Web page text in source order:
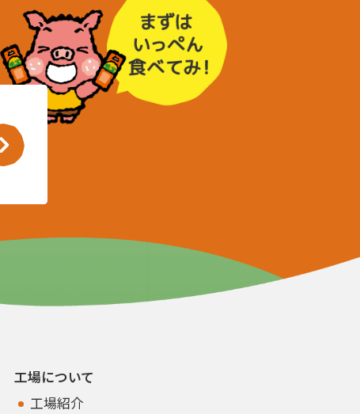
工場について
工場紹介